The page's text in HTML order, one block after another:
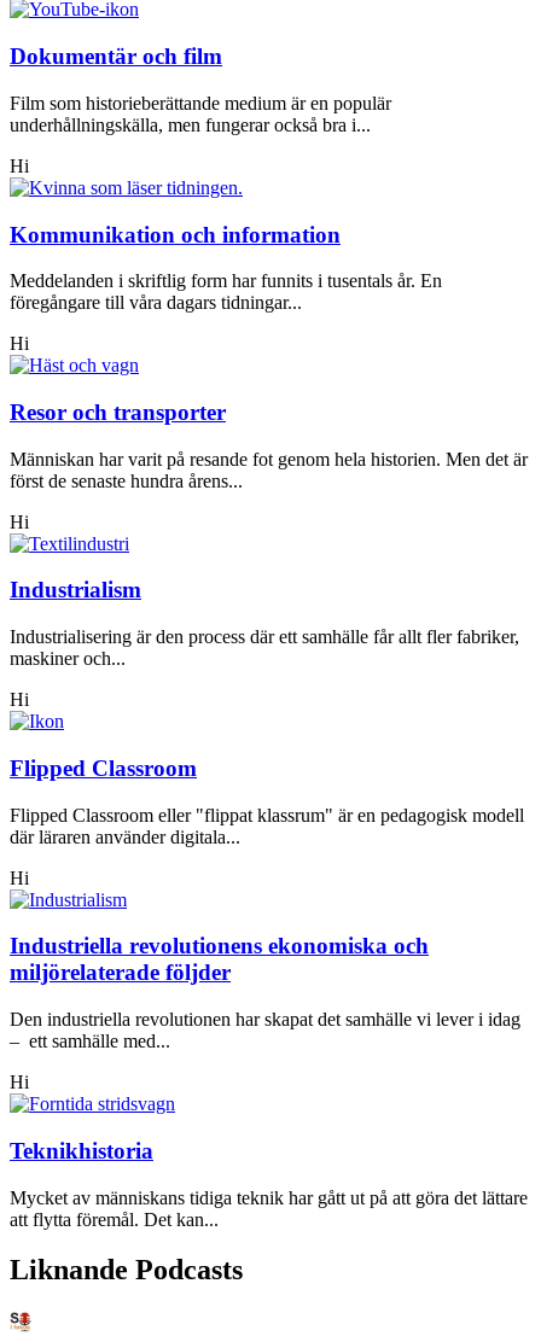
Dokumentär och film
Film som historieberättande medium är en populär
underhållningskälla, men fungerar också bra i...
Hi
Kommunikation och information
Meddelanden i skriftlig form har funnits i tusentals år. En
föregångare till våra dagars tidningar...
Hi
Resor och transporter
Människan har varit på resande fot genom hela historien. Men det är
först de senaste hundra årens...
Hi
Industrialism
Industrialisering är den process där ett samhälle får allt fler fabriker,
maskiner och...
Hi
Flipped Classroom
Flipped Classroom eller "flippat klassrum" är en pedagogisk modell
där läraren använder digitala...
Hi
Industriella revolutionens ekonomiska och
miljörelaterade följder
Den industriella revolutionen har skapat det samhälle vi lever i idag
– ett samhälle med...
Hi
Teknikhistoria
Mycket av människans tidiga teknik har gått ut på att göra det lättare
att flytta föremål. Det kan...
Liknande Podcasts